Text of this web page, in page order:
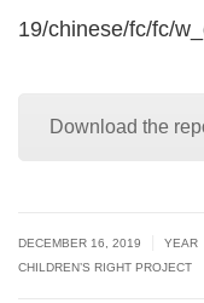
19/chinese/fc/fc/
Download the
DECEMBER 16, 2019 YEAR
CHILDREN’S RIGHT PROJECT